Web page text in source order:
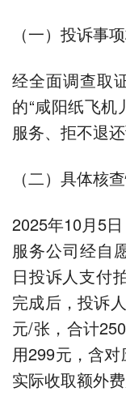
（一）投诉事
经全面调查取
的“咸阳纸飞
服务、拒不退
（二）具体核
2025年10月5
服务公司经自
日投诉人支付
完成后，投诉
元/张，合计
用299元，含
实际收取额外费